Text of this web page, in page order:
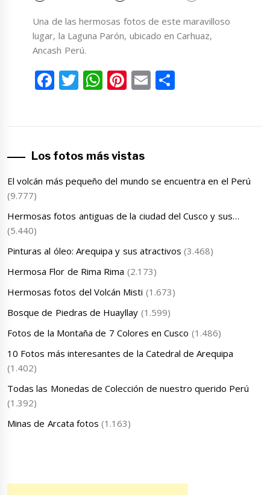
Una de las hermosas fotos de este maravilloso
lugar, la Laguna Parón, ubicado en Carhuaz,
Ancash Perú.
Facebook
Twitter
WhatsApp
Pinterest
Email
Los fotos más vistas
El volcán más pequeño del mundo se encuentra en el Perú
(9.777)
Hermosas fotos antiguas de la ciudad del Cusco y sus…
(5.440)
Pinturas al óleo: Arequipa y sus atractivos (3.468)
Hermosa Flor de Rima Rima (2.173)
Hermosas fotos del Volcán Misti (1.673)
Bosque de Piedras de Huayllay (1.599)
Fotos de la Montaña de 7 Colores en Cusco (1.486)
10 Fotos más interesantes de la Catedral de Arequipa
(1.402)
Todas las Monedas de Colección de nuestro querido Perú
(1.392)
Minas de Arcata fotos (1.163)